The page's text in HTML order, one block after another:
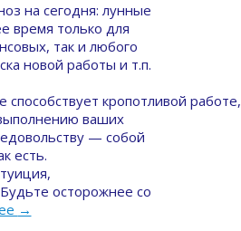
на сегодня: лунные
время только для
так и любого
новой работы и т.п.
кропотливой работе,
ваших
— собой
есть.
осторожнее со
→